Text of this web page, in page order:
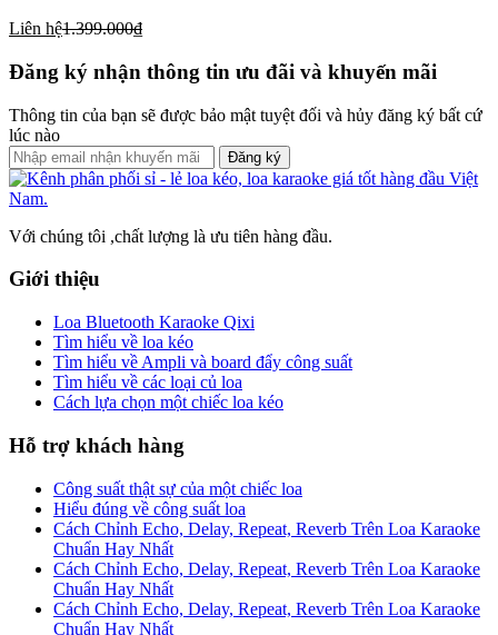
Liên hệ1.399.000₫
Đăng ký nhận thông tin ưu đãi và khuyến mãi
Thông tin của bạn sẽ được bảo mật tuyệt đối và hủy đăng ký bất cứ
lúc nào
Đăng ký
Với chúng tôi ,chất lượng là ưu tiên hàng đầu.
Giới thiệu
Loa Bluetooth Karaoke Qixi
Tìm hiểu về loa kéo
Tìm hiểu về Ampli và board đẩy công suất
Tìm hiểu về các loại củ loa
Cách lựa chọn một chiếc loa kéo
Hỗ trợ khách hàng
Công suất thật sự của một chiếc loa
Hiểu đúng về công suất loa
Cách Chỉnh Echo, Delay, Repeat, Reverb Trên Loa Karaoke
Chuẩn Hay Nhất
Cách Chỉnh Echo, Delay, Repeat, Reverb Trên Loa Karaoke
Chuẩn Hay Nhất
Cách Chỉnh Echo, Delay, Repeat, Reverb Trên Loa Karaoke
Chuẩn Hay Nhất